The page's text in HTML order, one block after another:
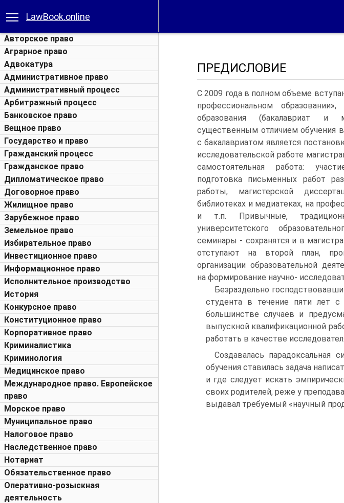
LawBook.online
Авторское право
Аграрное право
Адвокатура
Административное право
Административный процесс
Арбитражный процесс
Банковское право
Вещное право
Государство и право
Гражданский процесс
Гражданское право
Дипломатическое право
Договорное право
Жилищное право
Зарубежное право
Земельное право
Избирательное право
Инвестиционное право
Информационное право
Исполнительное производство
История
Конкурсное право
Конституционное право
Корпоративное право
Криминалистика
Криминология
Медицинское право
Международное право. Европейское
право
Морское право
Муниципальное право
Налоговое право
Наследственное право
Нотариат
Обязательственное право
Оперативно-розыскная
деятельность
ПРЕДИСЛОВИЕ
С 2009 года в полном объеме
профессиональном
образования (бакалавриат и
существенным отличием обучения
с бакалавриатом является
исследовательской работе
самостоятельная работа:
подготовка письменных работ
работы, магистерской
библиотеках и медиатеках, на
и т.п. Привычные,
университетского
семинары - сохранятся и в
отступают на второй план,
организации образовательной
на формирование научно-
Безраздельно
студента в течение пяти лет
большинстве случаев и
выпускной квалификационной
работать в качестве
Создавалась
обучения ставилась задача
и где следует искать
своих родителей, реже у
выдавал требуемый «научный